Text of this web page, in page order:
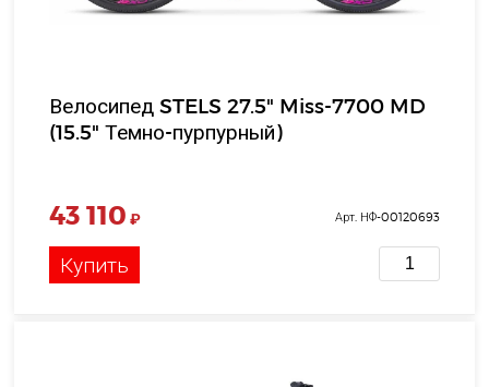
Велосипед STELS 27.5" Miss-7700 MD
(15.5" Темно-пурпурный)
43 110 ₽ Арт. НФ-00120693
Купить